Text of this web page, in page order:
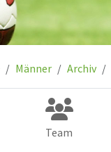
Männer Archiv
Team